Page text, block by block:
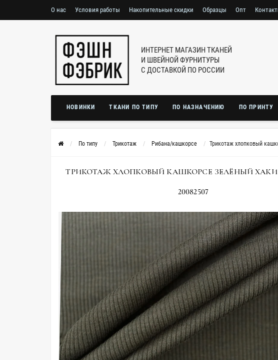
О нас Условия работы Накопительные скидки Образцы Опт
ИНТЕРНЕТ МАГАЗИН ТКАНЕЙ
И ШВЕЙНОЙ ФУРНИТУРЫ
С ДОСТАВКОЙ ПО РОССИИ
НОВИНКИ ТКАНИ ПО ТИПУ ПО НАЗНАЧЕНИЮ ПО ПРИНТУ
По типу Трикотаж Рибана/кашкорсе Трикотаж хлопковый
ТРИКОТАЖ ХЛОПКОВЫЙ КАШКОРСЕ ЗЕЛЁНЫЙ ХАКИ
20082507